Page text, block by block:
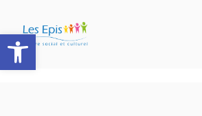
Ouvrir la barre d’outils
contenu